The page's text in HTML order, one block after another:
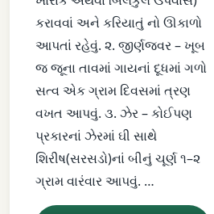
કરાવવાં અને કરિયાતું નો ઊકાળો
આપતાં રહેવું. ૨. જીર્ણજવર – ખૂબ
જ જૂના તાવમાં ગાયનાં દૂધમાં ગળો
સત્વ એક ગ્રામ દિવસમાં ત્રણ
વખત આપવું. ૩. ઝેર – કોઈપણ
પ્રકારનાં ઝેરમાં ઘી સાથે
શિરીષ(સરસડો)નાં બીનું ચૂર્ણ ૧–૨
ગ્રામ વારંવાર આપવું. …
હળવો ખોરાક
હાથી દાંતની ભસ્મ